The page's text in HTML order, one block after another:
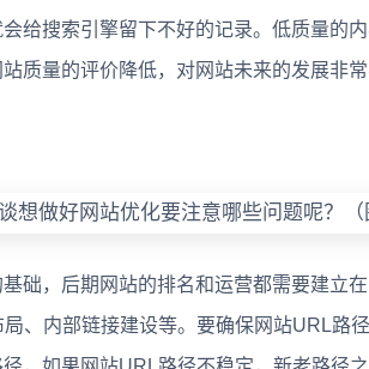
给搜索引擎留下不好的记录。低质量的
质量的评价降低，对网站未来的发展非常
，后期网站的排名和运营都需要建立
、内部链接建设等。要确保网站URL路